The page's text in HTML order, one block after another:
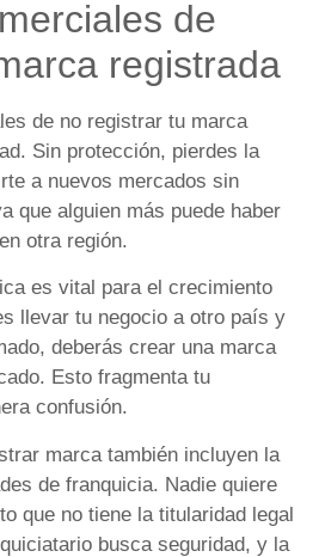
de
registrada
de no registrar tu marca
Sin protección, pierdes la
a nuevos mercados sin
que alguien más puede haber
otra región.
es vital para el crecimiento
llevar tu negocio a otro país y
deberás crear una marca
Esto fragmenta tu
confusión.
marca también incluyen la
de franquicia. Nadie quiere
que no tiene la titularidad legal
busca seguridad, y la